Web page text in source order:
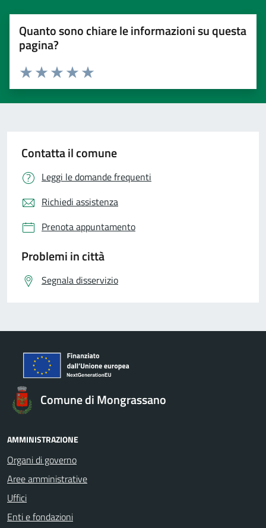
Quanto sono chiare le informazioni su questa
pagina?
Valuta 5 stelle su 5
Valuta 4 stelle su 5
Valuta 3 stelle su 5
Valuta 2 stelle su 5
Valuta 1 stelle su 5
Contatta il comune
Leggi le domande frequenti
Richiedi assistenza
Prenota appuntamento
Problemi in città
Segnala disservizio
Comune di Mongrassano
AMMINISTRAZIONE
Organi di governo
Aree amministrative
Uffici
Enti e fondazioni